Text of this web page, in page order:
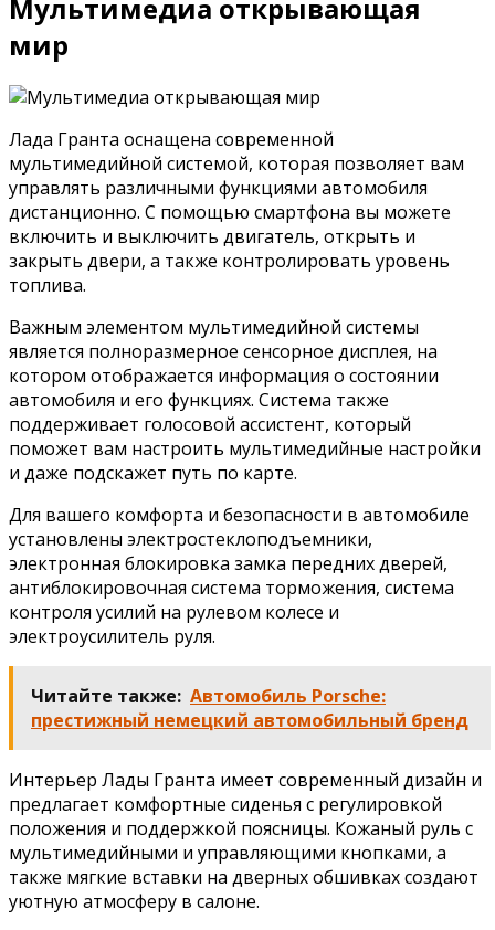
Мультимедиа открывающая
мир
Лада Гранта оснащена современной
мультимедийной системой, которая позволяет вам
управлять различными функциями автомобиля
дистанционно. С помощью смартфона вы можете
включить и выключить двигатель, открыть и
закрыть двери, а также контролировать уровень
топлива.
Важным элементом мультимедийной системы
является полноразмерное сенсорное дисплея, на
котором отображается информация о состоянии
автомобиля и его функциях. Система также
поддерживает голосовой ассистент, который
поможет вам настроить мультимедийные настройки
и даже подскажет путь по карте.
Для вашего комфорта и безопасности в автомобиле
установлены электростеклоподъемники,
электронная блокировка замка передних дверей,
антиблокировочная система торможения, система
контроля усилий на рулевом колесе и
электроусилитель руля.
Читайте также: Автомобиль Porsche:
престижный немецкий автомобильный бренд
Интерьер Лады Гранта имеет современный дизайн и
предлагает комфортные сиденья с регулировкой
положения и поддержкой поясницы. Кожаный руль с
мультимедийными и управляющими кнопками, а
также мягкие вставки на дверных обшивках создают
уютную атмосферу в салоне.